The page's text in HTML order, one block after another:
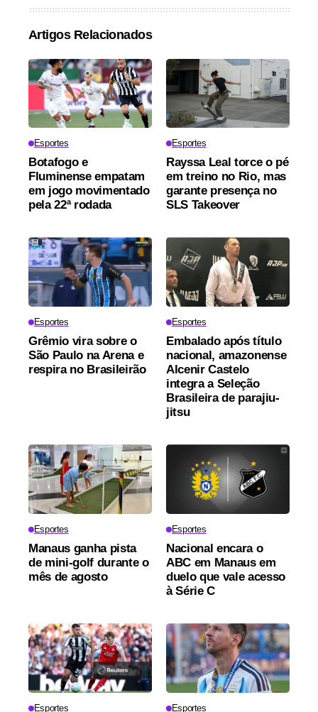
Artigos Relacionados
Esportes
Botafogo e
Fluminense empatam
em jogo movimentado
pela 22ª rodada
Esportes
Rayssa Leal torce o pé
em treino no Rio, mas
garante presença no
SLS Takeover
Esportes
Grêmio vira sobre o
São Paulo na Arena e
respira no Brasileirão
Esportes
Embalado após título
nacional, amazonense
Alcenir Castelo
integra a Seleção
Brasileira de parajiu-
jitsu
Esportes
Manaus ganha pista
de mini-golf durante o
mês de agosto
Esportes
Nacional encara o
ABC em Manaus em
duelo que vale acesso
à Série C
Esportes Esportes